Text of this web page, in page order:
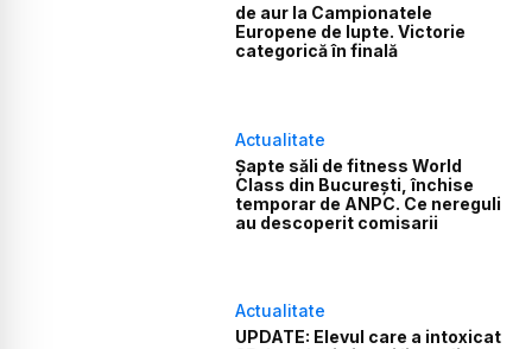
de aur la Campionatele
Europene de lupte. Victorie
categorică în finală
Actualitate
Șapte săli de fitness World
Class din București, închise
temporar de ANPC. Ce nereguli
au descoperit comisarii
Actualitate
UPDATE: Elevul care a intoxicat